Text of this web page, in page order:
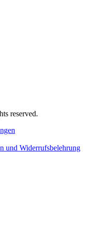
reserved.
und Widerrufsbelehrung